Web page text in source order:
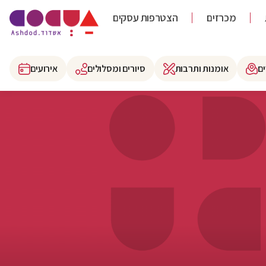
הצטרפות עסקים מכרזים
אירועים סיורים ומסלולים אומנות ותרבות